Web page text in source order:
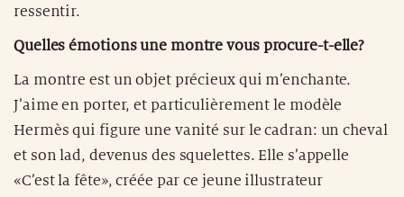
ressentir.
Quelles émotions une montre vous procure-t-elle?
La montre est un objet précieux qui m’enchante.
J’aime en porter, et particulièrement le modèle
Hermès qui figure une vanité sur le cadran: un cheval
et son lad, devenus des squelettes. Elle s’appelle
«C’est la fête», créée par ce jeune illustrateur